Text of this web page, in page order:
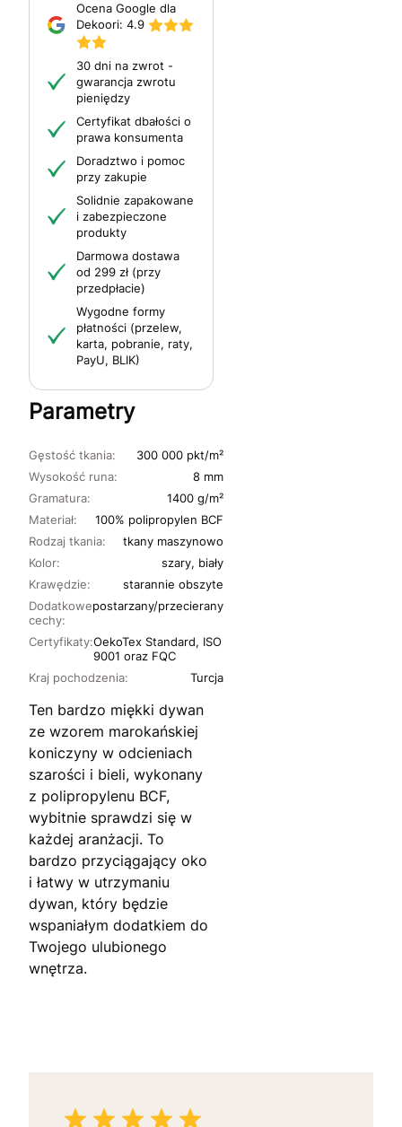
Ocena Google dla
Dekoori: 4.9
30 dni na zwrot -
gwarancja zwrotu
pieniędzy
Certyfikat dbałości o
prawa konsumenta
Doradztwo i pomoc
przy zakupie
Solidnie zapakowane
i zabezpieczone
produkty
Darmowa dostawa
od 299 zł (przy
przedpłacie)
Wygodne formy
płatności (przelew,
karta, pobranie, raty,
PayU, BLIK)
Parametry
Materiał:
100% polipropylen BCF
Rodzaj tkania:
tkany maszynowo
Wysokość runa:
8 mm
Gramatura:
1400 g/m²
Gęstość tkania: 300 000 pkt/m²
Krawędzie:
starannie obszyte
Dodatkowe
cechy:
postarzany/przecierany
Kolor: szary, biały
Kraj pochodzenia: Turcja
Certyfikaty:OekoTex Standard, ISO
9001 oraz FQC
Ten bardzo miękki dywan
ze wzorem marokańskiej
koniczyny w odcieniach
szarości i bieli, wykonany
z polipropylenu BCF,
wybitnie sprawdzi się w
każdej aranżacji. To
bardzo przyciągający oko
i łatwy w utrzymaniu
dywan, który będzie
wspaniałym dodatkiem do
Twojego ulubionego
wnętrza.